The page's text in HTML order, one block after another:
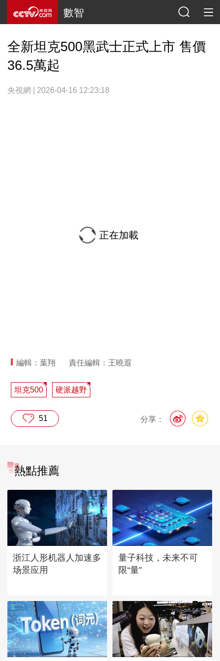
數智
全新坦克500黑武士正式上市 售價
36.5萬起
央視網 | 2026-04-16 12:23:18
正在加載
編輯：葉翔 責任編輯：王曉遐
坦克500 硬派越野
分享：
51
熱點推薦
浙江人形机器人加速多
场景应用
量子科技，未来不可
限“量”